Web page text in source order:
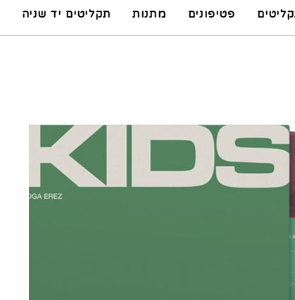
פטיפונים מתנות תקליטים יד שניה